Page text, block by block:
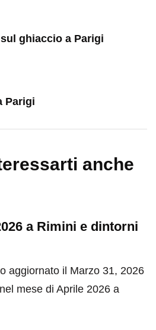
ghiaccio a Parigi
Parigi
anche
a Rimini e dintorni
aggiornato il Marzo 31, 2026
mese di Aprile 2026 a